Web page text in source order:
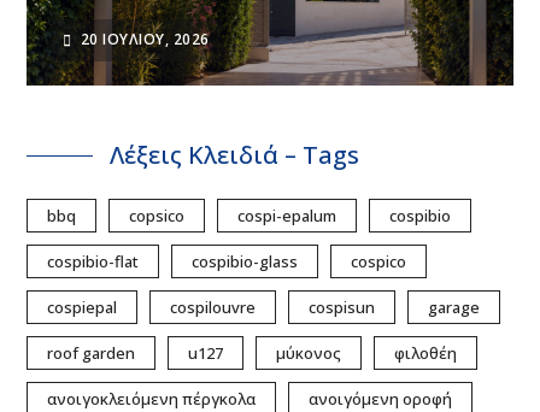
20 ΙΟΥΛΊΟΥ, 2026
Λέξεις Κλειδιά – Tags
bbq copsico cospi-epalum cospibio
cospibio-flat cospibio-glass cospico
cospiepal cospilouvre cospisun garage
roof garden u127 μύκονος φιλοθέη
ανοιγοκλειόμενη πέργκολα ανοιγόμενη οροφή